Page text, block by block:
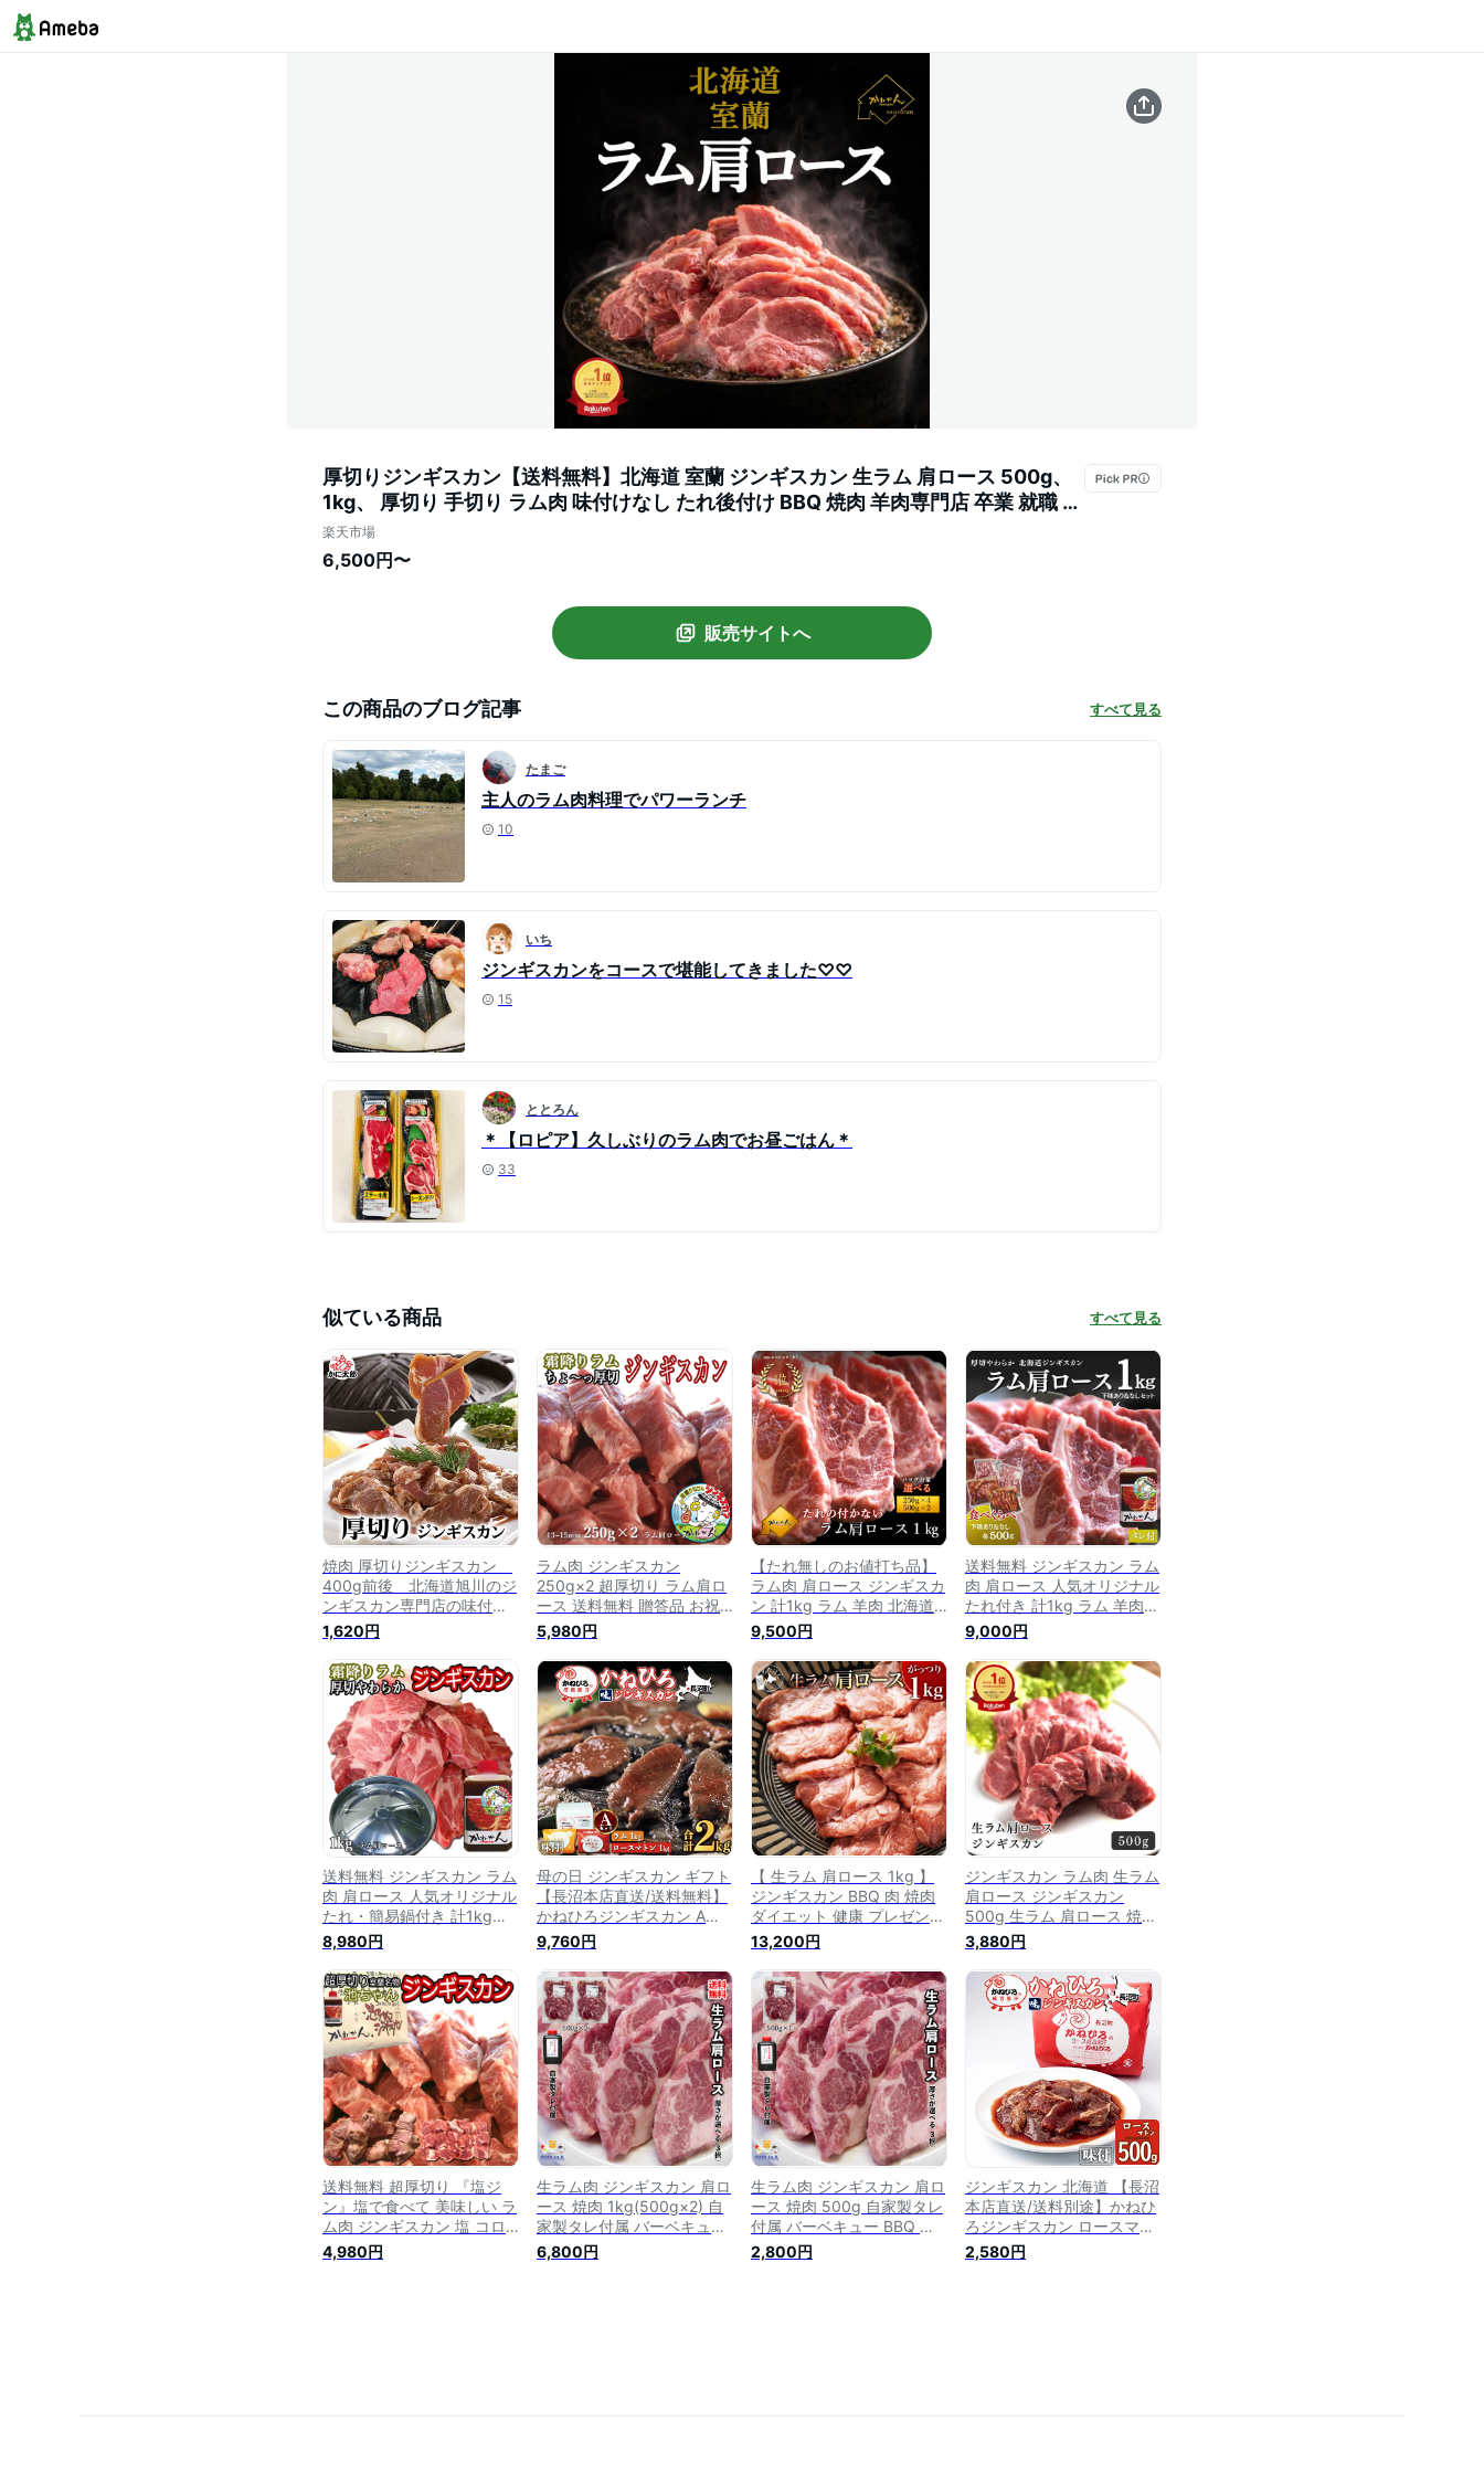
厚切りジンギスカン【送料無料】北海道 室蘭 ジンギスカン 生ラム 肩ロース 500g、
1kg、 厚切り 手切り ラム肉 味付けなし たれ後付け BBQ 焼肉 羊肉専門店 卒業 就職 進
学 入学 内祝い 誕生祝 など ギフト にも
楽天市場
6,500円〜
販売サイトへ
この商品のブログ記事 すべて見る
たまご
主人のラム肉料理でパワーランチ
10
いち
ジンギスカンをコースで堪能してきました♡♡
15
ととろん
＊【ロピア】久しぶりのラム肉でお昼ごはん＊
33
似ている商品 すべて見る
焼肉 厚切りジンギスカン
400g前後 北海道旭川のジ
ンギスカン専門店の味付け
ジンギスカン(ラム肉)です。
厚切りなので網焼き、バー
ベキューBBQに最適です。
北海道グルメ食品 肉・肉加
工品 羊肉 ラム
1,620円
ラム肉 ジンギスカン
250g×2 超厚切り ラム肩ロ
ース 送料無料 贈答品 お祝
い ギフト ラム肩ロース 羊
肉 オリジナル 北海道 焼
肉・BBQ 札幌風 味の付かな
い ジンギスカン 人気 キャ
ンプ にも (
5,980円
【たれ無しのお値打ち品】
ラム肉 肩ロース ジンギスカ
ン 計1kg ラム 羊肉 北海道
かねかん 焼肉・BBQ 札幌風
味の付かない 生ラム ジンギ
スカン(生ラム) 羊肉 たれ後
付け タイプ 送料無料
9,500円
送料無料 ジンギスカン ラム
肉 肩ロース 人気オリジナル
たれ付き 計1kg ラム 羊肉
北海道 かねかん 焼肉・BBQ
味付き 味無し セット 生ラ
ム ジンギスカン(生ラム) 羊
9,000円
送料無料 ジンギスカン ラム
肉 肩ロース 人気オリジナル
たれ・簡易鍋付き 計1kg
【ゲリラキャンペーン対象
商品】ラム 羊肉 北海道 か
ねかん 焼肉・BBQ 札幌風
味の付かない 生ラム ジンギ
スカン(生ラム) 羊肉 たれ後
付け タイプ 人気 キャンプ
にも ギフト 内祝い お歳暮
8,980円
母の日 ジンギスカン ギフト
【長沼本店直送/送料無料】
かねひろジンギスカン Aセ
ット(ロースマトン1kg・ラ
ム肉1kg) / 母の日ギフト
2026 内祝い お返し ラム肉
羊肉 肉 成吉思汗 長沼ジン
ギスカン 北海道 味付け 詰
め合わせ 直送 焼肉 BBQ バ
ーベキュー 冷凍
9,760円
【 生ラム 肩ロース 1kg 】
ジンギスカン BBQ 肉 焼肉
ダイエット 健康 プレゼント
内祝い ギフト メッセージカ
ード お取り寄せ グルメ 人
気 国産 食材 ラム肉 洋肉 厚
切り肉 ジンギスカン鍋 仔羊
肉 羊肉 北海道 冷凍
13,200円
ジンギスカン ラム肉 生ラム
肩ロース ジンギスカン
500g 生ラム 肩ロース 焼肉
手切り やわらかい BBQ お
いしい 羊肉 キャンプ おう
ちごはん パーティー ギフト
美味しい 柔らかい ヘルシー
お取り寄せ グルメ お酒のお
3,880円
送料無料 超厚切り 『塩ジ
ン』塩で食べて 美味しい ラ
ム肉 ジンギスカン 塩 コロ
コロジンギスカン 北海道 室
蘭 ギフト 焼肉・BBQ 札幌
4,980円
生ラム肉 ジンギスカン 肩ロ
ース 焼肉 1kg(500g×2) 自
家製タレ付属 バーベキュー
BBQ 焼肉セット
6,800円
生ラム肉 ジンギスカン 肩ロ
ース 焼肉 500g 自家製タレ
付属 バーベキュー BBQ 焼
肉セット
2,800円
ジンギスカン 北海道 【長沼
本店直送/送料別途】かねひ
ろジンギスカン ロースマト
ン(内容量：500g) / 500グ
ラム ロース まとん ラム肉
2,580円